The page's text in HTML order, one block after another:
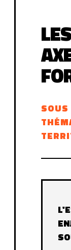
SOUS